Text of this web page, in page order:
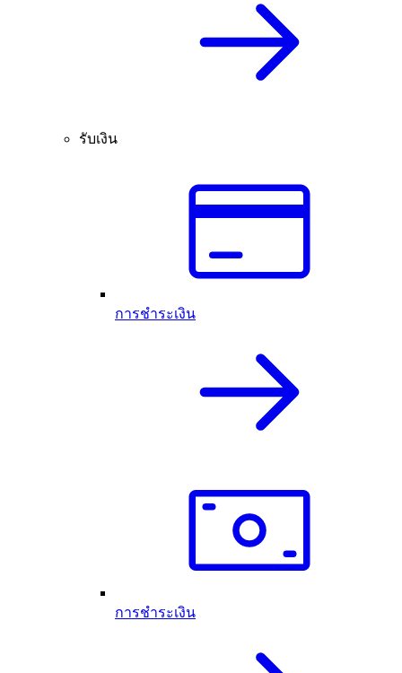
รับเงิน
การชำระเงิน
การชำระเงิน